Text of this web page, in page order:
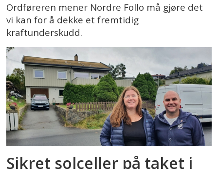
Ordføreren mener Nordre Follo må gjøre det
vi kan for å dekke et fremtidig
kraftunderskudd.
Sikret solceller på taket i